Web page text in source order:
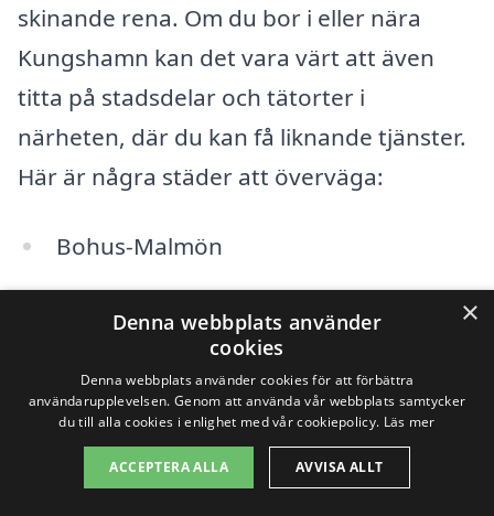
skinande rena. Om du bor i eller nära
Kungshamn kan det vara värt att även
titta på stadsdelar och tätorter i
närheten, där du kan få liknande tjänster.
Här är några städer att överväga:
Bohus-Malmön
Smögen
Varen
×
Denna webbplats använder
cookies
Denna webbplats använder cookies för att förbättra
användarupplevelsen. Genom att använda vår webbplats samtycker
du till alla cookies i enlighet med vår cookiepolicy. Läs mer
ACCEPTERA ALLA AVVISA ALLT